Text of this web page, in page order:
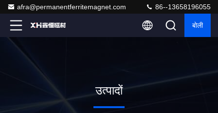
afra@permanentferritemagnet.com 86--13658196055
बोली
उत्पादों